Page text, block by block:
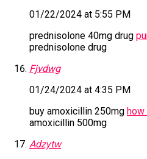
01/22/2024 at 5:55 PM
prednisolone 40mg drug
prednisolone drug
Fjvdwg
01/24/2024 at 4:35 PM
buy amoxicillin 250mg how
amoxicillin 500mg
Adzytw